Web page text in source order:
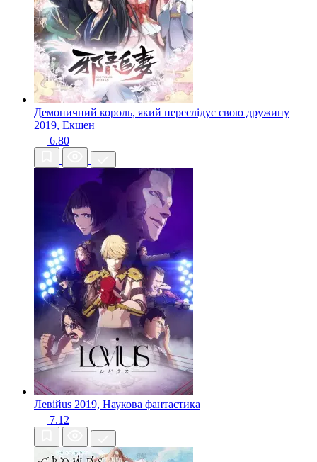
Демоничний король, який переслідує свою дружину
2019, Екшен
6.80
Левійus 2019, Наукова фантастика
7.12